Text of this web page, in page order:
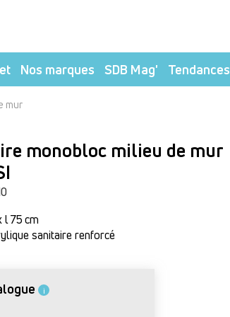
Nos marques SDB Mag' Tendances
mur
monobloc milieu de mur
l 75 cm
sanitaire renforcé
i